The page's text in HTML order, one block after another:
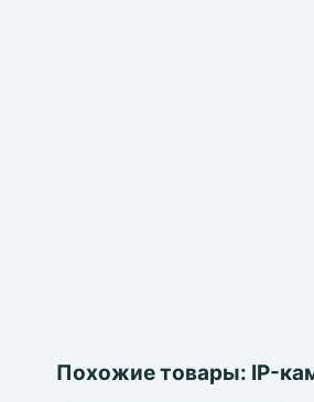
Похожие товары: IP-